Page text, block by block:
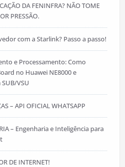
DA FENINFRA? NÃO TOME
PRESSÃO.
com a Starlink? Passo a passo!
e Processamento: Como
no Huawei NE8000 e
VSU
– API OFICIAL WHATSAPP
– Engenharia e Inteligência para
DE INTERNET!